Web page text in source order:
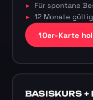
Für spontane
12 Monate gültig
10er-Karte
BASISKURS +